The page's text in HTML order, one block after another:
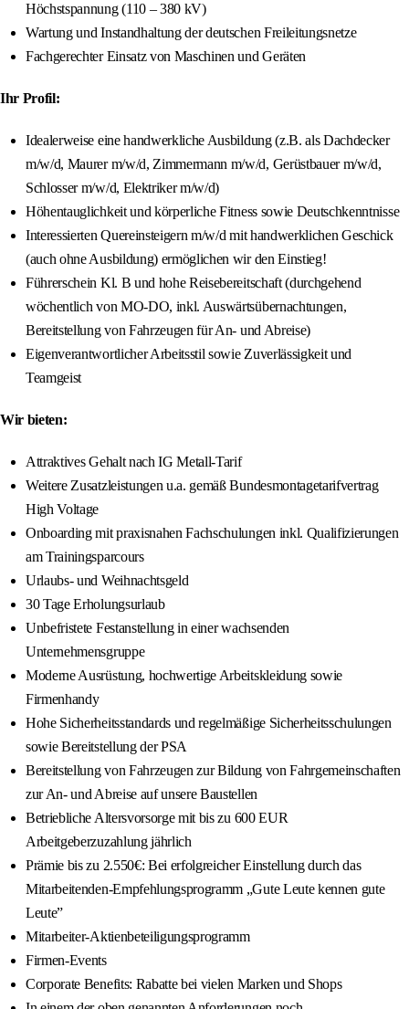
Höchstspannung (110 – 380 kV)
Wartung und Instandhaltung der deutschen Freileitungsnetze
Fachgerechter Einsatz von Maschinen und Geräten
Ihr Profil:
Idealerweise eine handwerkliche Ausbildung (z.B. als Dachdecker
m/w/d, Maurer m/w/d, Zimmermann m/w/d, Gerüstbauer m/w/d,
Schlosser m/w/d, Elektriker m/w/d)
Höhentauglichkeit und körperliche Fitness sowie Deutschkenntnisse
Interessierten Quereinsteigern m/w/d mit handwerklichen Geschick
(auch ohne Ausbildung) ermöglichen wir den Einstieg!
Führerschein Kl. B und hohe Reisebereitschaft (durchgehend
wöchentlich von MO-DO, inkl. Auswärtsübernachtungen,
Bereitstellung von Fahrzeugen für An- und Abreise)
Eigenverantwortlicher Arbeitsstil sowie Zuverlässigkeit und
Teamgeist
Wir bieten:
Attraktives Gehalt nach IG Metall-Tarif
Weitere Zusatzleistungen u.a. gemäß Bundesmontagetarifvertrag
High Voltage
Onboarding mit praxisnahen Fachschulungen inkl. Qualifizierungen
am Trainingsparcours
Urlaubs- und Weihnachtsgeld
30 Tage Erholungsurlaub
Unbefristete Festanstellung in einer wachsenden
Unternehmensgruppe
Moderne Ausrüstung, hochwertige Arbeitskleidung sowie
Firmenhandy
Hohe Sicherheitsstandards und regelmäßige Sicherheitsschulungen
sowie Bereitstellung der PSA
Bereitstellung von Fahrzeugen zur Bildung von Fahrgemeinschaften
zur An- und Abreise auf unsere Baustellen
Betriebliche Altersvorsorge mit bis zu 600 EUR
Arbeitgeberzuzahlung jährlich
Prämie bis zu 2.550€: Bei erfolgreicher Einstellung durch das
Mitarbeitenden-Empfehlungsprogramm „Gute Leute kennen gute
Leute”
Mitarbeiter-Aktienbeteiligungsprogramm
Firmen-Events
Corporate Benefits: Rabatte bei vielen Marken und Shops